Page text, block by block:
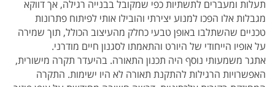
תעלות ומעברים לתשתיות כפי שמקובל בבנייה רגילה, אך דווקא
מגבלות אלו הפכו למנוע יצירתי והובילו אותי לפיתוח פתרונות
טכניים שהשתלבו באופן טבעי כחלק מהעיצוב הכולל, תוך שמירה
על אופיו הייחודי של היורט והתאמתו לסגנון חיים מודרני.
אתגר משמעותי נוסף היה תכנון התאורה. בהיעדר תקרה מישורית,
האפשרויות הרגילות להתקנת תאורה לא היו ישימות. התקרה